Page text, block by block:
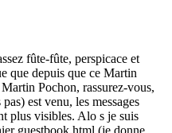
fûte-fûte, perspicace et
que depuis que ce Martin
Pochon, rassurez-vous,
est venu, les messages
plus visibles. Alo s je suis
guestbook.html (je donne